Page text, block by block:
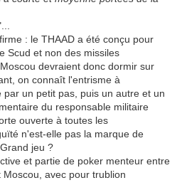
: le THAAD a été conçu pour
Scud et non des missiles
devraient donc dormir sur
on connaît l'entrisme à
un petit pas, puis un autre et un
du responsable militaire
ouverte à toutes les
n'est-elle pas la marque de
jeu ?
et partie de poker menteur entre
avec pour trublion